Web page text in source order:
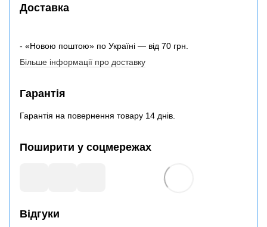
Доставка
- «Новою поштою» по Україні — від 70 грн.
Більше інформації про доставку
Гарантія
Гарантія на повернення товару 14 днів.
Поширити у соцмережах
Відгуки